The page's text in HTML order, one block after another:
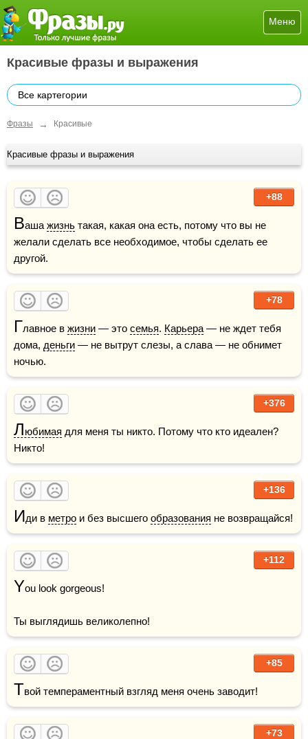
Меню
Красивые фразы и выражения
Все картегории
Фразы → Красивые
Красивые фразы и выражения
+88
Ваша жизнь такая, какая она есть, потому что вы не
желали сделать все необходимое, чтобы сделать ее
другой.
+78
Главное в жизни — это семья. Карьера — не ждет тебя
дома, деньги — не вытрут слезы, а слава — не обнимет
ночью.
+376
Любимая для меня ты никто. Потому что кто идеален?
Никто!
+136
Иди в метро и без высшего образования не возвращайся!
+112
You look gorgeous!
Ты выглядишь великолепно!
+85
Т
+73